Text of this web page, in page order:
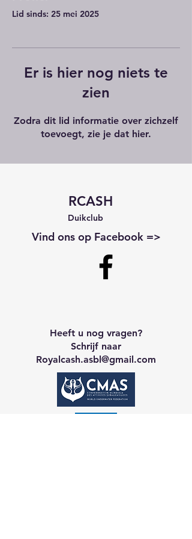
Lid sinds: 25 mei 2025
Er is hier nog niets te
zien
Zodra dit lid informatie over zichzelf
toevoegt, zie je dat hier.
RCASH
Duikclub
Vind ons op Facebook =>
Heeft u nog vragen?
Schrijf naar
Royalcash.asbl@gmail.com